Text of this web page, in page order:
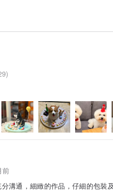
前
溝通，細緻的作品，仔細的包裝